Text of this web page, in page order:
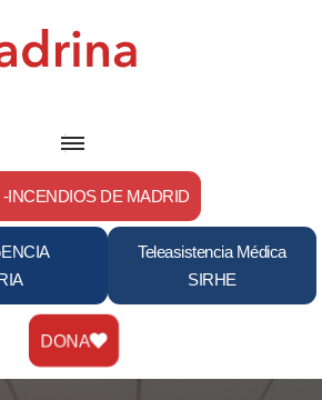
-INCENDIOS DE MADRID
Teleasistencia Médica
SIRHE
DONA